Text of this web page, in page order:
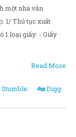
một nhà văn
1/ Thủ tục xuất
1 loại giấy: - Giấy
Read More
Stumble Digg